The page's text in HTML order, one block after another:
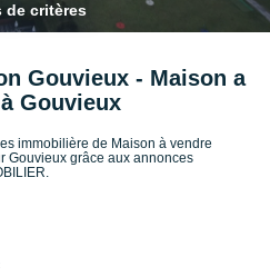
de critères
Gouvieux - Maison a
Gouvieux
immobilière de Maison à vendre
Gouvieux grâce aux annonces